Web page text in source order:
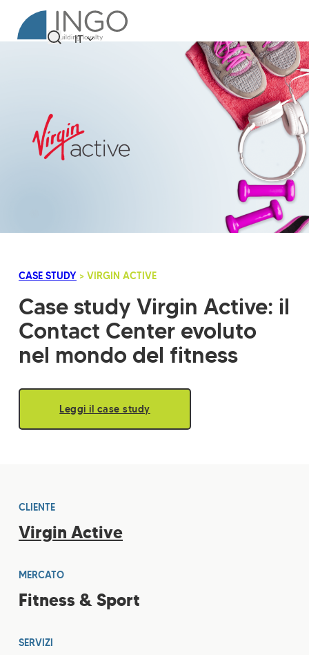
IT
CASE STUDY > VIRGIN ACTIVE
Case study Virgin Active: il
Contact Center evoluto
nel mondo del fitness
Leggi il case study
CLIENTE
Virgin Active
MERCATO
Fitness & Sport
SERVIZI